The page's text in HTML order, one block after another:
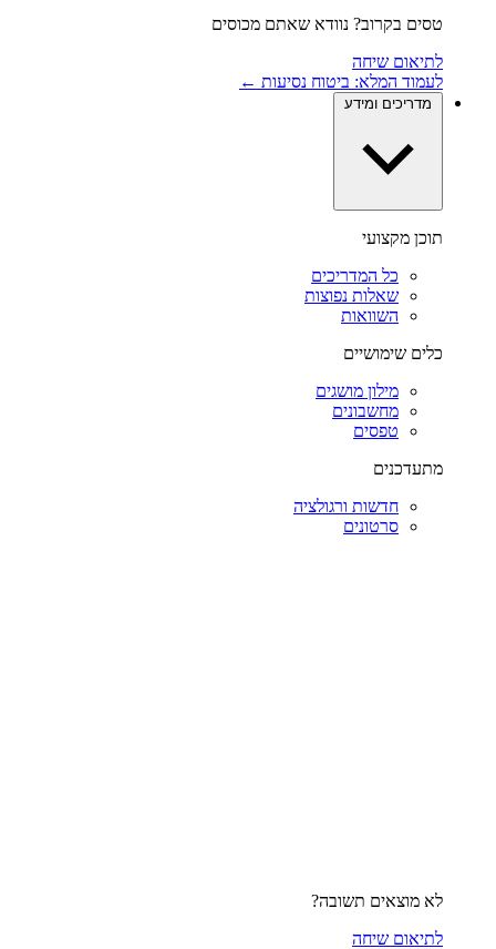
טסים בקרוב? נוודא שאתם מכוסים
לתיאום שיחה
לעמוד המלא: ביטוח נסיעות ←
מדריכים ומידע
תוכן מקצועי
כל המדריכים
שאלות נפוצות
השוואות
כלים שימושיים
מילון מושגים
מחשבונים
טפסים
מתעדכנים
חדשות ורגולציה
סרטונים
לא מוצאים תשובה?
לתיאום שיחה